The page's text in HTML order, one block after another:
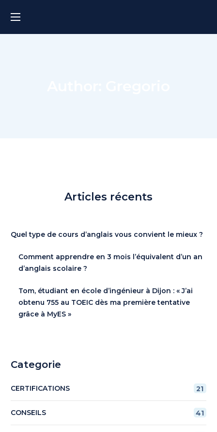
Articles récents
Quel type de cours d’anglais vous convient le mieux ?
Comment apprendre en 3 mois l’équivalent d’un an
d’anglais scolaire ?
Tom, étudiant en école d’ingénieur à Dijon : « J’ai
obtenu 755 au TOEIC dès ma première tentative
grâce à MyES »
Categorie
CERTIFICATIONS 21
CONSEILS 41